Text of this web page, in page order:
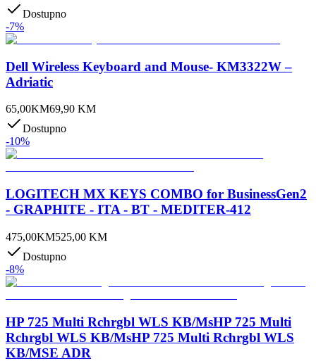
Dostupno
-7%
Dell Wireless Keyboard and Mouse- KM3322W –
Adriatic
65,00KM69,90 KM
Dostupno
-10%
LOGITECH MX KEYS COMBO for BusinessGen2
- GRAPHITE - ITA - BT - MEDITER-412
475,00KM525,00 KM
Dostupno
-8%
HP 725 Multi Rchrgbl WLS KB/MsHP 725 Multi
Rchrgbl WLS KB/MsHP 725 Multi Rchrgbl WLS
KB/MSE ADR